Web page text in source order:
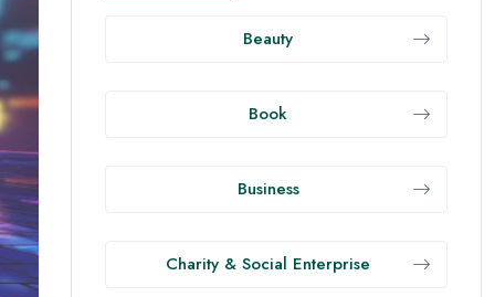
Beauty
Book
Business
Charity & Social Enterprise